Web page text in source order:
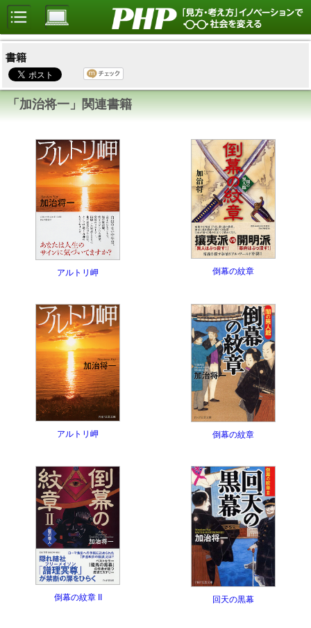
書籍
「加治将一」関連書籍
アルトリ岬 倒幕の紋章
アルトリ岬 倒幕の紋章
倒幕の紋章 II 回天の黒幕